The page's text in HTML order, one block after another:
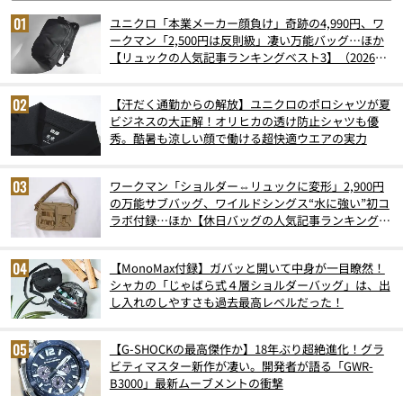
ユニクロ「本業メーカー顔負け」奇跡の4,990円、ワ
ークマン「2,500円は反則級」凄い万能バッグ…ほか
【リュックの人気記事ランキングベスト3】（2026年
【汗だく通勤からの解放】ユニクロのポロシャツが夏
ビジネスの大正解！オリヒカの透け防止シャツも優
秀。酷暑も涼しい顔で働ける超快適ウエアの実力
ワークマン「ショルダー⇔リュックに変形」2,900円
の万能サブバッグ、ワイルドシングス“水に強い”初コ
ラボ付録…ほか【休日バッグの人気記事ランキングベ
【MonoMax付録】ガバッと開いて中身が一目瞭然！
シャカの「じゃばら式４層ショルダーバッグ」は、出
し入れのしやすさも過去最高レベルだった！
【G-SHOCKの最高傑作か】18年ぶり超絶進化！グラ
ビティマスター新作が凄い。開発者が語る「GWR-
B3000」最新ムーブメントの衝撃